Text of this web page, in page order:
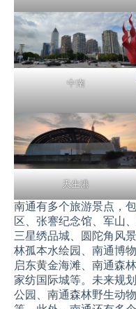
中南
天生港
南通有多个旅游景点，
区、张謇纪念馆、军山
三星绣品城、圆陀角风
林孤本水绘园、南通博
启东黄金海滩、南通森
家纺国际城等。未来规
公园、南通森林野生动